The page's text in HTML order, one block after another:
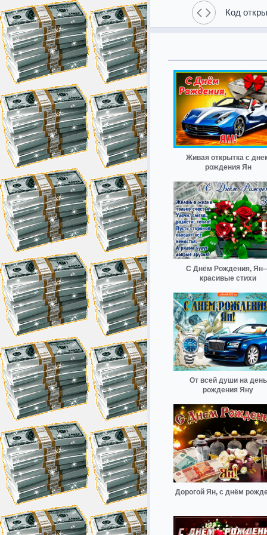
Код
Живая открытка с
рождения Ян
С Днём Рождения,
красивые стихи
От всей души на день
рождения Яну
Дорогой Ян, с днём